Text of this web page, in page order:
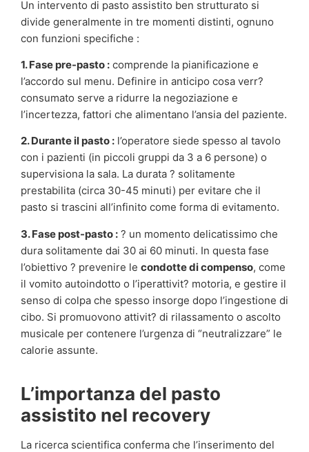
Un intervento di pasto assistito ben strutturato si
divide generalmente in tre momenti distinti, ognuno
con funzioni specifiche :
1. Fase pre-pasto : comprende la pianificazione e
l’accordo sul menu. Definire in anticipo cosa verr?
consumato serve a ridurre la negoziazione e
l’incertezza, fattori che alimentano l’ansia del paziente.
2. Durante il pasto : l’operatore siede spesso al tavolo
con i pazienti (in piccoli gruppi da 3 a 6 persone) o
supervisiona la sala. La durata ? solitamente
prestabilita (circa 30-45 minuti) per evitare che il
pasto si trascini all’infinito come forma di evitamento.
3. Fase post-pasto : ? un momento delicatissimo che
dura solitamente dai 30 ai 60 minuti. In questa fase
l’obiettivo ? prevenire le condotte di compenso, come
il vomito autoindotto o l’iperattivit? motoria, e gestire il
senso di colpa che spesso insorge dopo l’ingestione di
cibo. Si promuovono attivit? di rilassamento o ascolto
musicale per contenere l’urgenza di “neutralizzare” le
calorie assunte.
L’importanza del pasto
assistito nel recovery
La ricerca scientifica conferma che l’inserimento del